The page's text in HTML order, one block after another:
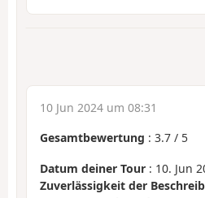
10 Jun 2024 um 08:31
Gesamtbewertung : 3.7 / 5
Datum deiner Tour : 10. Jun
Zuverlässigkeit der